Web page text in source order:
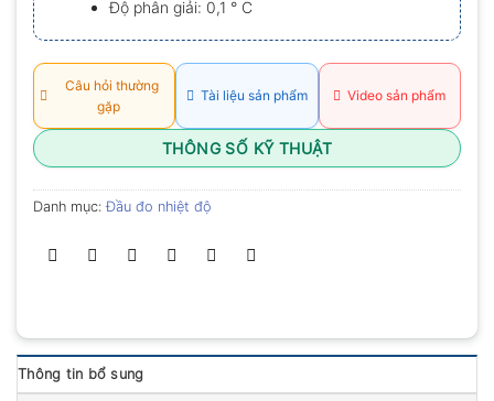
Độ phân giải: 0,1 ° C
Câu hỏi thường
gặp
Tài liệu sản phẩm Video sản phẩm
THÔNG SỐ KỸ THUẬT
Danh mục:Đầu đo nhiệt độ
Thông tin bổ sung